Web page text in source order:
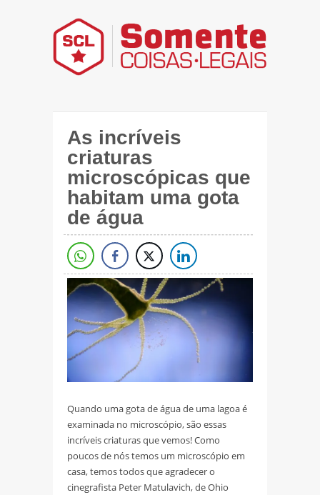
As incríveis
criaturas
microscópicas que
habitam uma gota
de água
Quando uma gota de água de uma lagoa é
examinada no microscópio, são essas
incríveis criaturas que vemos! Como
poucos de nós temos um microscópio em
casa, temos todos que agradecer o
cinegrafista Peter Matulavich, de Ohio